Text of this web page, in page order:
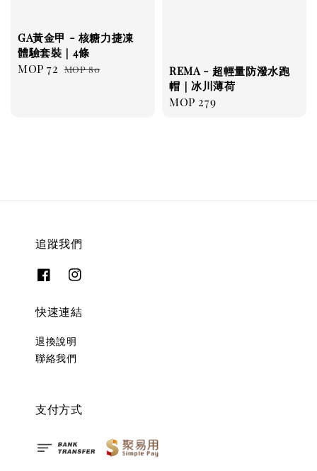
GA黃金甲 - 核糖力捷凍
體驗套裝｜4條
Sale
MOP 72 Regular
MOP 80
REMA - 超輕量防潑水跑
帽｜冰川薄荷
Regular
MOP 279
追蹤我們
快速連結
退換說明
聯絡我們
支付方式